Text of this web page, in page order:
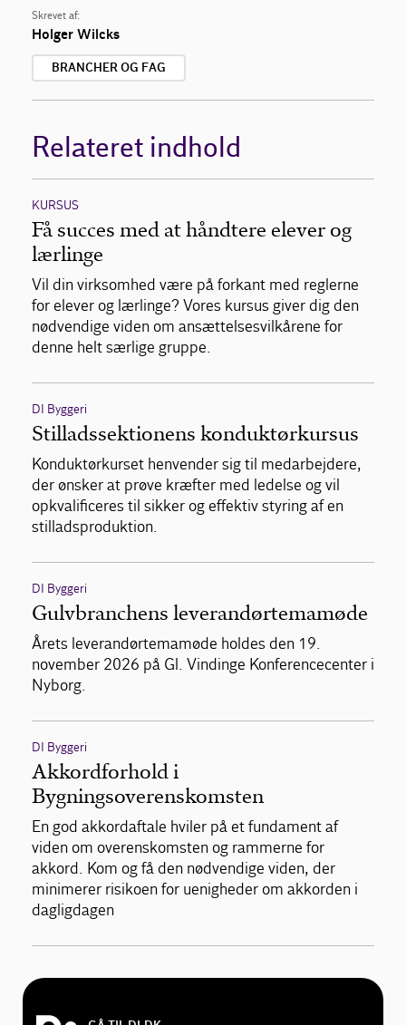
Skrevet af:
Holger Wilcks
BRANCHER OG FAG
Relateret indhold
KURSUS
Få succes med at håndtere elever og
lærlinge
Vil din virksomhed være på forkant med reglerne
for elever og lærlinge? Vores kursus giver dig den
nødvendige viden om ansættelsesvilkårene for
denne helt særlige gruppe.
DI Byggeri
Stilladssektionens konduktørkursus
Konduktørkurset henvender sig til medarbejdere,
der ønsker at prøve kræfter med ledelse og vil
opkvalificeres til sikker og effektiv styring af en
stilladsproduktion.
DI Byggeri
Gulvbranchens leverandørtemamøde
Årets leverandørtemamøde holdes den 19.
november 2026 på Gl. Vindinge Konferencecenter i
Nyborg.
DI Byggeri
Akkordforhold i
Bygningsoverenskomsten
En god akkordaftale hviler på et fundament af
viden om overenskomsten og rammerne for
akkord. Kom og få den nødvendige viden, der
minimerer risikoen for uenigheder om akkorden i
dagligdagen